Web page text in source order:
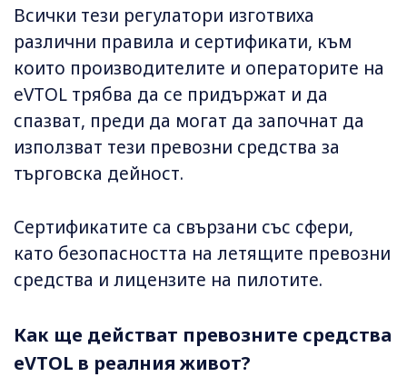
Всички тези регулатори изготвиха
различни правила и сертификати, към
които производителите и операторите на
eVTOL трябва да се придържат и да
спазват, преди да могат да започнат да
използват тези превозни средства за
търговска дейност.
Сертификатите са свързани със сфери,
като безопасността на летящите превозни
средства и лицензите на пилотите.
Как ще действат превозните средства
eVTOL в реалния живот?